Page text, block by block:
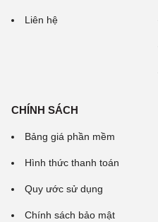
Liên hệ
CHÍNH SÁCH
Bảng giá phần mềm
Hình thức thanh toán
Quy ước sử dụng
Chính sách bảo mật